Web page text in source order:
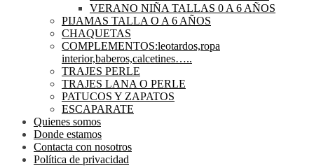
VERANO NIÑA TALLAS 0 A 6 AÑOS
PIJAMAS TALLA O A 6 AÑOS
CHAQUETAS
COMPLEMENTOS:leotardos,ropa
interior,baberos,calcetines…..
TRAJES PERLE
TRAJES LANA O PERLE
PATUCOS Y ZAPATOS
ESCAPARATE
Quienes somos
Donde estamos
Contacta con nosotros
Política de privacidad